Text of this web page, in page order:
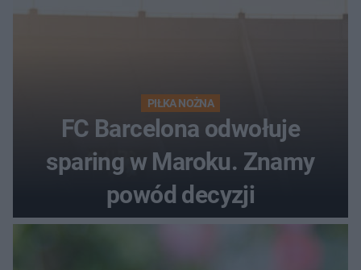
PIŁKA NOŻNA
FC Barcelona odwołuje
sparing w Maroku. Znamy
powód decyzji